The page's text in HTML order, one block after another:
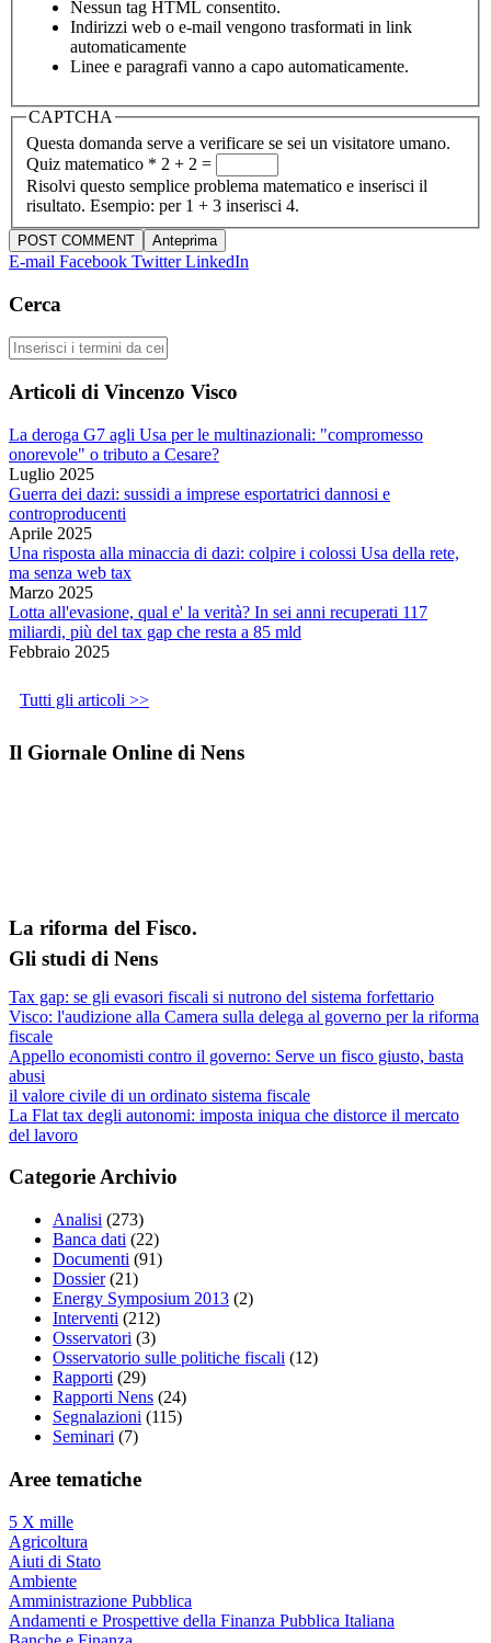
Nessun tag HTML consentito.
Indirizzi web o e-mail vengono trasformati in link
automaticamente
Linee e paragrafi vanno a capo automaticamente.
CAPTCHA
Questa domanda serve a verificare se sei un visitatore umano.
Quiz matematico * 2 + 2 =
Risolvi questo semplice problema matematico e inserisci il
risultato. Esempio: per 1 + 3 inserisci 4.
E-mail Facebook TwitterLinkedIn
Cerca
Cerca
Articoli di Vincenzo Visco
La deroga G7 agli Usa per le multinazionali: "compromesso
onorevole" o tributo a Cesare?
Luglio 2025
Guerra dei dazi: sussidi a imprese esportatrici dannosi e
controproducenti
Aprile 2025
Una risposta alla minaccia di dazi: colpire i colossi Usa della rete,
ma senza web tax
Marzo 2025
Lotta all'evasione, qual e' la verità? In sei anni recuperati 117
miliardi, più del tax gap che resta a 85 mld
Febbraio 2025
Tutti gli articoli >>
Il Giornale Online di Nens
La riforma del Fisco.
Gli studi di Nens
Tax gap: se gli evasori fiscali si nutrono del sistema forfettario
Visco: l'audizione alla Camera sulla delega al governo per la riforma
fiscale
Appello economisti contro il governo: Serve un fisco giusto, basta
abusi
il valore civile di un ordinato sistema fiscale
La Flat tax degli autonomi: imposta iniqua che distorce il mercato
del lavoro
Categorie Archivio
Analisi (273)
Banca dati (22)
Documenti (91)
Dossier (21)
Energy Symposium 2013 (2)
Interventi (212)
Osservatori (3)
Osservatorio sulle politiche fiscali (12)
Rapporti (29)
Rapporti Nens (24)
Segnalazioni (115)
Seminari (7)
Aree tematiche
5 X mille
Agricoltura
Aiuti di Stato
Ambiente
Amministrazione Pubblica
Andamenti e Prospettive della Finanza Pubblica Italiana